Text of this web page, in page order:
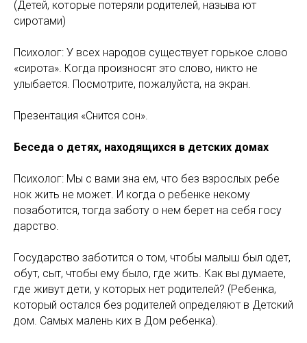
(Детей, которые потеряли родителей, называ ют
сиротами)
Психолог: У всех народов существует горькое слово
«сирота». Когда произносят это слово, никто не
улыбается. Посмотрите, пожалуйста, на экран.
Презентация «Снится сон».
Беседа о детях, находящихся в детских домах
Психолог: Мы с вами зна ем, что без взрослых ребе
нок жить не может. И когда о ребенке некому
позаботится, тогда заботу о нем берет на себя госу
дарство.
Государство заботится о том, чтобы малыш был одет,
обут, сыт, чтобы ему было, где жить. Как вы думаете,
где живут дети, у которых нет родителей? (Ребенка,
который остался без родителей определяют в Детский
дом. Самых малень ких в Дом ребенка).